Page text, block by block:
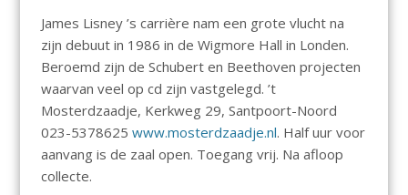
James Lisney ’s carrière nam een grote vlucht na
zijn debuut in 1986 in de Wigmore Hall in Londen.
Beroemd zijn de Schubert en Beethoven projecten
waarvan veel op cd zijn vastgelegd. ’t
Mosterdzaadje, Kerkweg 29, Santpoort-Noord
023-5378625 www.mosterdzaadje.nl. Half uur voor
aanvang is de zaal open. Toegang vrij. Na afloop
collecte.